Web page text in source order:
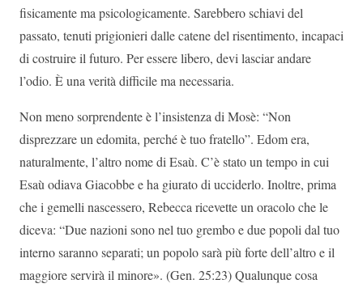
fisicamente ma psicologicamente. Sarebbero schiavi del
passato, tenuti prigionieri dalle catene del risentimento, incapaci
di costruire il futuro. Per essere libero, devi lasciar andare
l’odio. È una verità difficile ma necessaria.
Non meno sorprendente è l’insistenza di Mosè: “Non
disprezzare un edomita, perché è tuo fratello”. Edom era,
naturalmente, l’altro nome di Esaù. C’è stato un tempo in cui
Esaù odiava Giacobbe e ha giurato di ucciderlo. Inoltre, prima
che i gemelli nascessero, Rebecca ricevette un oracolo che le
diceva: “Due nazioni sono nel tuo grembo e due popoli dal tuo
interno saranno separati; un popolo sarà più forte dell’altro e il
maggiore servirà il minore». (Gen. 25:23) Qualunque cosa